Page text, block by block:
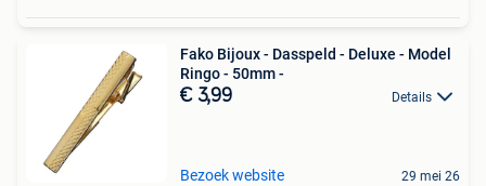
Fako Bijoux - Dasspeld - Deluxe - Model
Ringo - 50mm -
€ 3,99 Details
Bezoek website 29 mei 26